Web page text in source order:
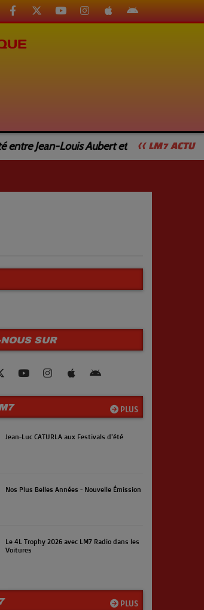
<< LM7 ACTU
Jean-Louis Aubert et Jean-Luc Caturla
SUR
PLUS
Jean-Luc CATURLA aux Festivals d'été
Nos Plus Belles Années - Nouvelle Émission
Le 4L Trophy 2026 avec LM7 Radio dans les
Voitures
PLUS